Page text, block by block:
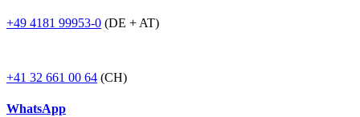
+49 4181 99953-0 (DE + AT)
+41 32 661 00 64 (CH)
WhatsApp